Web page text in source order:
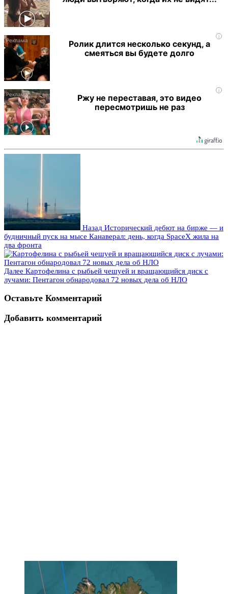
i
Ролик длится несколько секунд, а
смеяться вы будете долго
i
Ржу не переставая, это видео
пересмотришь не раз
Назад Исторический дебют на бирже — и
будничный пуск на мысе Канаверал: день, когда SpaceX жила на
два фронта
Далее Картофелина с рыбьей чешуей и вращающийся диск с
лучами: Пентагон обнародовал 72 новых дела об НЛО
Оставьте Комментарий
Добавить комментарий